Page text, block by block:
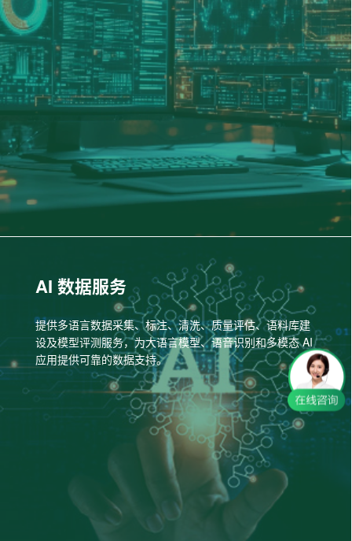
AI 数据服务
提供多语言数据采集、标注、清洗、质量评估、语料库建
设及模型评测服务，为大语言模型、语音识别和多模态 AI
应用提供可靠的数据支持。